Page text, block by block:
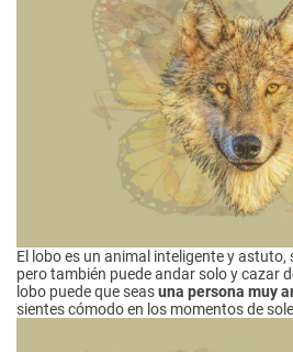
El lobo es un animal inteligente y astuto,
pero también puede andar solo y cazar
lobo puede que seasuna persona muy
sientes cómodo en los momentos de